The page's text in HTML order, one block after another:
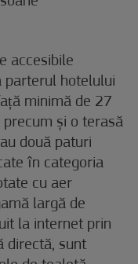
accesibile
parterul hotelului
minimă de 27
și o terasă
două paturi
în categoria
cu aer
largă de
la internet prin
directă, sunt